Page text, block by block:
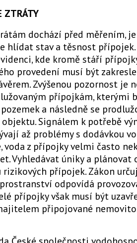
ZTRÁTY
dochází před měřením,
hlídat stav a těsnost
kde kromě stáří
provedení musí být
Zvýšenou pozornost je
přípojkám, kterými
a následně se
Signálem k potřebě
až problémy s dodávkou
voda z přípojky velmi často
Vyhledávat úniky a plánovat
přípojek. Zákon
odpovídá
přípojky však musí být
připojované